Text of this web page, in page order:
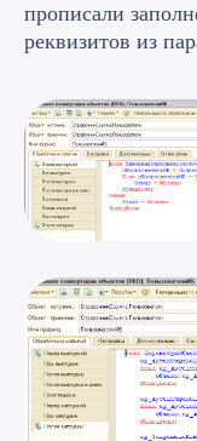
прописали
реквизитов из